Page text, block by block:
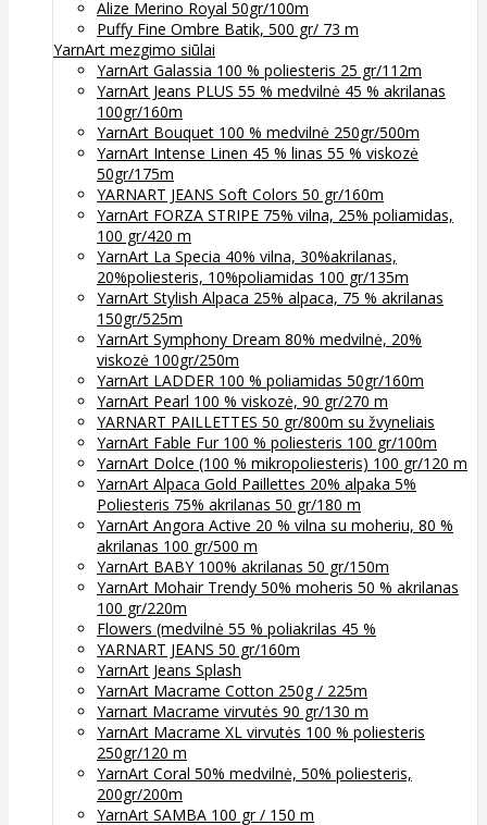
Alize Merino Royal 50gr/100m
Puffy Fine Ombre Batik, 500 gr/ 73 m
YarnArt mezgimo siūlai
YarnArt Galassia 100 % poliesteris 25 gr/112m
YarnArt Jeans PLUS 55 % medvilnė 45 % akrilanas
100gr/160m
YarnArt Bouquet 100 % medvilnė 250gr/500m
YarnArt Intense Linen 45 % linas 55 % viskozė
50gr/175m
YARNART JEANS Soft Colors 50 gr/160m
YarnArt FORZA STRIPE 75% vilna, 25% poliamidas,
100 gr/420 m
YarnArt La Specia 40% vilna, 30%akrilanas,
20%poliesteris, 10%poliamidas 100 gr/135m
YarnArt Stylish Alpaca 25% alpaca, 75 % akrilanas
150gr/525m
YarnArt Symphony Dream 80% medvilnė, 20%
viskozė 100gr/250m
YarnArt LADDER 100 % poliamidas 50gr/160m
YarnArt Pearl 100 % viskozė, 90 gr/270 m
YARNART PAILLETTES 50 gr/800m su žvyneliais
YarnArt Fable Fur 100 % poliesteris 100 gr/100m
YarnArt Dolce (100 % mikropoliesteris) 100 gr/120 m
YarnArt Alpaca Gold Paillettes 20% alpaka 5%
Poliesteris 75% akrilanas 50 gr/180 m
YarnArt Angora Active 20 % vilna su moheriu, 80 %
akrilanas 100 gr/500 m
YarnArt BABY 100% akrilanas 50 gr/150m
YarnArt Mohair Trendy 50% moheris 50 % akrilanas
100 gr/220m
Flowers (medvilnė 55 % poliakrilas 45 %
YARNART JEANS 50 gr/160m
YarnArt Jeans Splash
YarnArt Macrame Cotton 250g / 225m
Yarnart Macrame virvutės 90 gr/130 m
YarnArt Macrame XL virvutės 100 % poliesteris
250gr/120 m
YarnArt Coral 50% medvilnė, 50% poliesteris,
200gr/200m
YarnArt SAMBA 100 gr / 150 m